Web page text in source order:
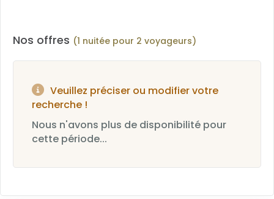
Nos offres (1 nuitée pour 2 voyageurs)
Veuillez préciser ou modifier votre
recherche !
Nous n'avons plus de disponibilité pour
cette période...